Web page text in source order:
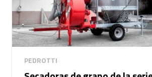
PEDROTTI